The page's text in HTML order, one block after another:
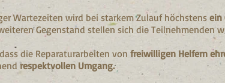
Wartezeiten wird bei starkem Zulauf höchstens ein
Gegenstand stellen sich die Teilnehmenden
die Reparaturarbeiten von freiwilligen Helfern
respektvollen Umgang.